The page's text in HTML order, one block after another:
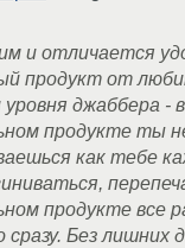
и отличается
продукт от
уровня джаббера - в
продукте ты
как тебе
продукте все
сразу. Без лишних